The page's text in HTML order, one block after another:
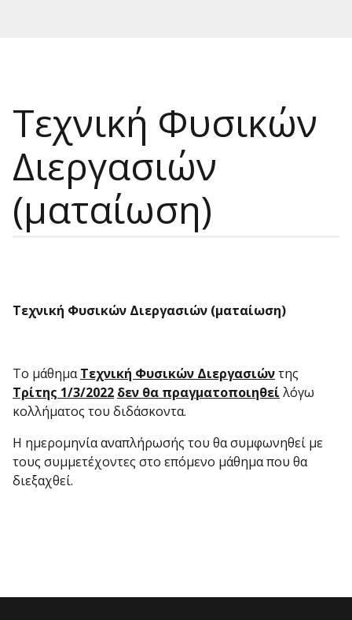
Τεχνική Φυσικών
Διεργασιών
(ματαίωση)
Τεχνική Φυσικών Διεργασιών (ματαίωση)
Το μάθημαΤεχνική Φυσικών Διεργασιώντης
Τρίτης 1/3/2022 δεν θα πραγματοποιηθεί λόγω
κολλήματος του διδάσκοντα.
Η ημερομηνία αναπλήρωσής του θα συμφωνηθεί με
τους συμμετέχοντες στο επόμενο μάθημα που θα
διεξαχθεί.